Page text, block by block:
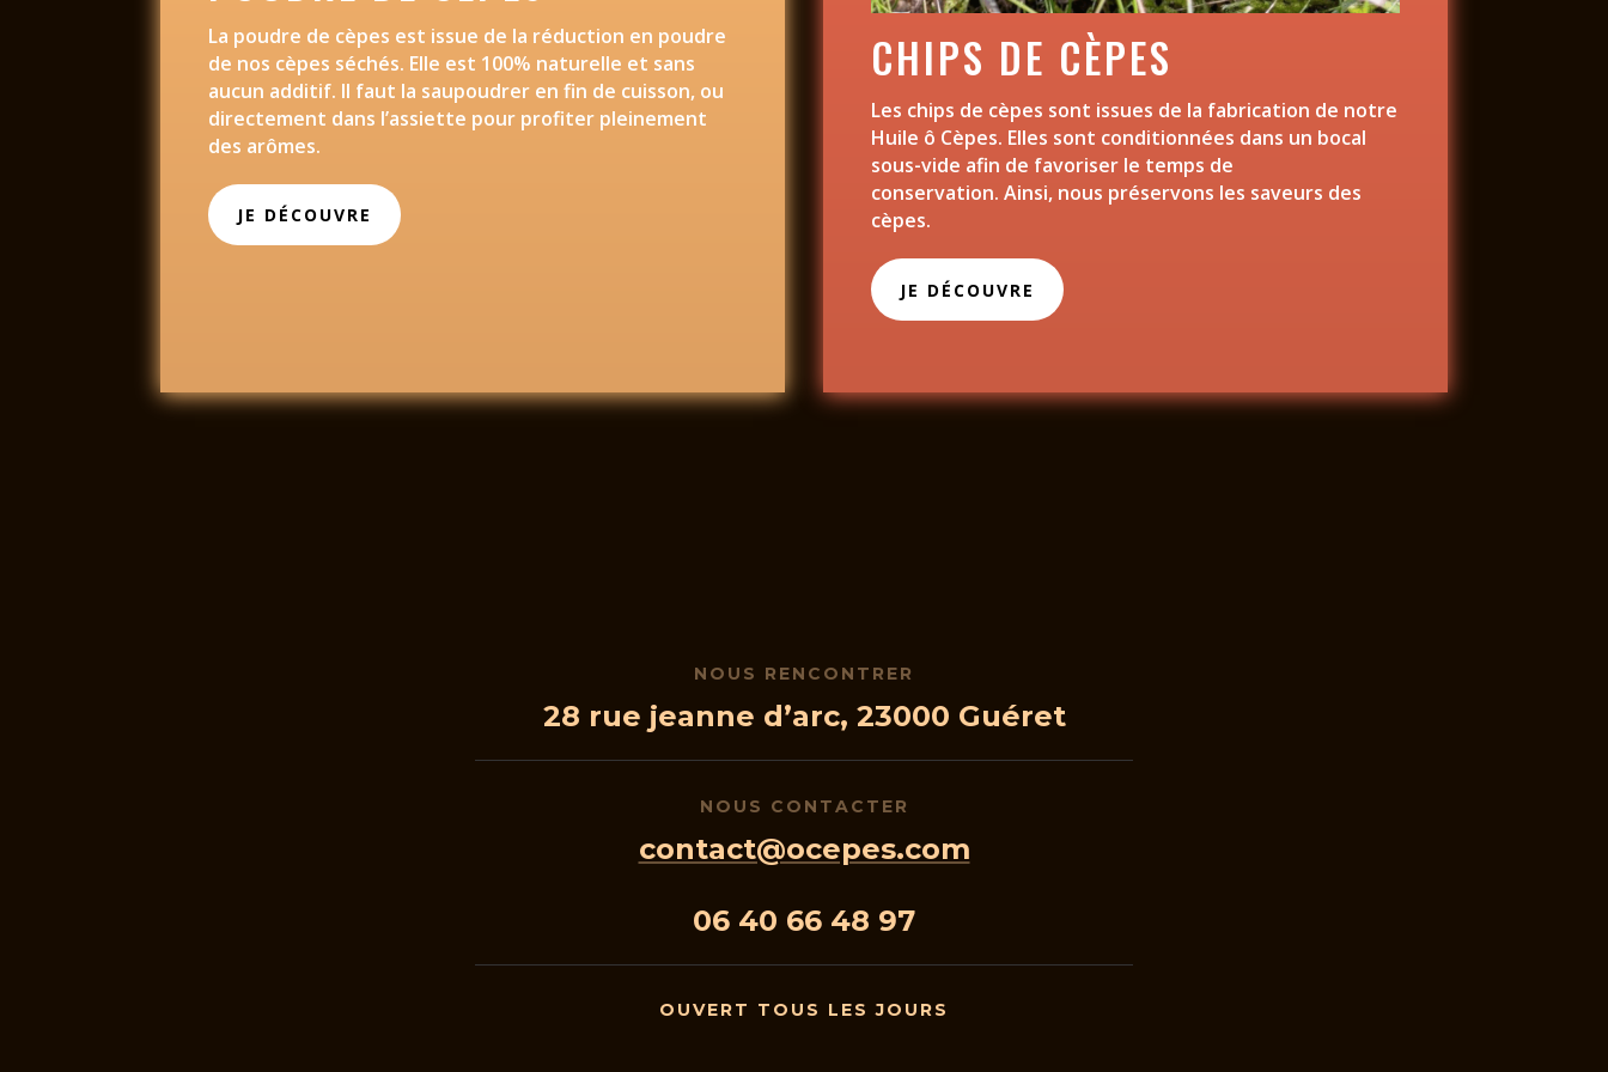
La poudre de cèpes est issue de la réduction en poudre
de nos cèpes séchés. Elle est 100% naturelle et sans
aucun additif. Il faut la saupoudrer en fin de cuisson, ou
directement dans l’assiette pour profiter pleinement
des arômes.
JE DÉCOUVRE
CHIPS DE CÈPES
Les chips de cèpes sont issues de la fabrication de notre
Huile ô Cèpes. Elles sont conditionnées dans un bocal
sous-vide afin de favoriser le temps de
conservation.Ainsi, nous préservons les saveurs des
cèpes.
JE DÉCOUVRE
NOUS RENCONTRER
28 rue jeanne d’arc, 23000 Guéret
NOUS CONTACTER
contact@ocepes.com
06 40 66 48 97
OUVERT TOUS LES JOURS